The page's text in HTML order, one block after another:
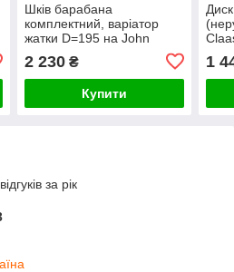
Шків барабана
комплектний, варіатор
жатки D=195 на John
Deere | Z10077, Z10078
2 230₴
Купити
1
за рік